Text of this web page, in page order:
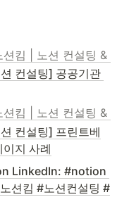
킴 | 노션 컨설팅 &
컨설팅] 공공기관
킴 | 노션 컨설팅 &
컨설팅] 프린트베
지 사례
LinkedIn: #notion
션킴 #노션컨설팅 #